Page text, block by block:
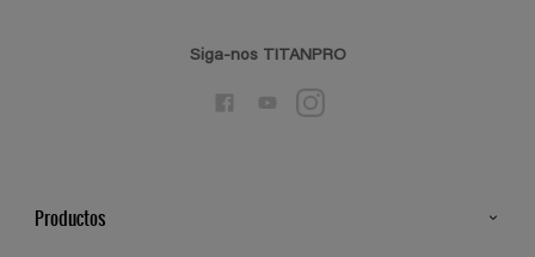
Siga-nos TITANPRO
Productos